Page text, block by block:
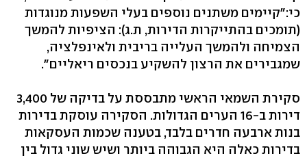
כי:"קיימים משתנים נוספים בעלי השפעות מנוגדות
(תומכים בהתייקרות הדירות, ת.ג): הציפיות להמשך
הצמיחה ולהמשך העלייה בריבית ולאינפלציה,
שמגבירים את הרצון להשקיע בנכסים ריאליים".
סקירת השמאי הראשי מתבססת על בדיקה של 3,400
דירות ב-16 הערים הגדולות. הסקירה עוסקת בדירות
בנות ארבעה חדרים בלבד, בטענה שכמות העסקאות
בדירות כאלה היא הגבוהה ביותר ושיש שוני גדול בין